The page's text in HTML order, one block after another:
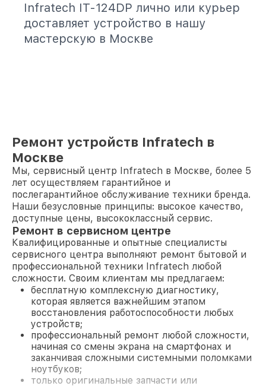
Infratech IT-124DP лично или курьер
доставляет устройство в нашу
мастерскую в Москве
Ремонт устройств Infratech в
Москве
Мы, сервисный центр Infratech в Москве, более 5
лет осуществляем гарантийное и
послегарантийное обслуживание техники бренда.
Наши безусловные принципы: высокое качество,
доступные цены, высококлассный сервис.
Ремонт в сервисном центре
Квалифицированные и опытные специалисты
сервисного центра выполняют ремонт бытовой и
профессиональной техники Infratech любой
сложности. Своим клиентам мы предлагаем:
бесплатную комплексную диагностику,
которая является важнейшим этапом
восстановления работоспособности любых
устройств;
профессиональный ремонт любой сложности,
начиная со смены экрана на смартфонах и
заканчивая сложными системными поломками
ноутбуков;
только оригинальные запчасти или